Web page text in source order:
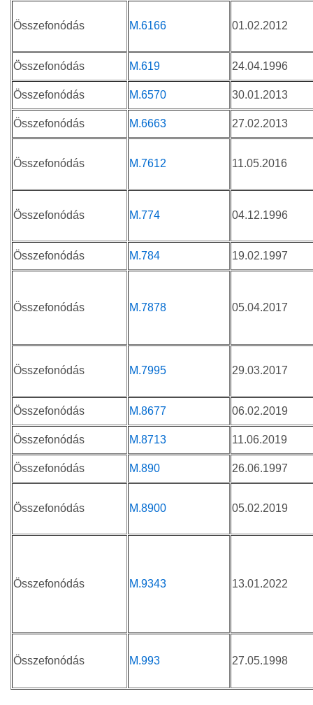
Összefonódás M.6166 01.02.2012
Összefonódás M.619 24.04.1996
Összefonódás M.6570 30.01.2013
Összefonódás M.6663 27.02.2013
Összefonódás M.7612 11.05.2016
Összefonódás M.774 04.12.1996
Összefonódás M.784 19.02.1997
Összefonódás M.7878 05.04.2017
Összefonódás M.7995 29.03.2017
Összefonódás M.8677 06.02.2019
Összefonódás M.8713 11.06.2019
Összefonódás M.890 26.06.1997
Összefonódás M.8900 05.02.2019
Összefonódás M.9343 13.01.2022
Összefonódás M.993 27.05.1998